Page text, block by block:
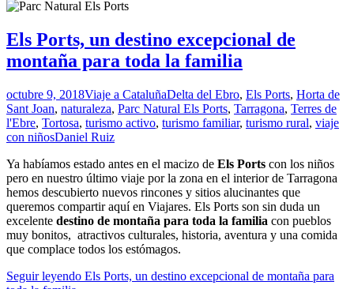
Els Ports, un destino excepcional de
montaña para toda la familia
octubre 9, 2018Viaje a CataluñaDelta del Ebro, Els Ports, Horta de
Sant Joan, naturaleza, Parc Natural Els Ports, Tarragona, Terres de
l'Ebre, Tortosa, turismo activo, turismo familiar, turismo rural, viaje
con niñosDaniel Ruiz
Ya habíamos estado antes en el macizo de Els Ports con los niños
pero en nuestro último viaje por la zona en el interior de Tarragona
hemos descubierto nuevos rincones y sitios alucinantes que
queremos compartir aquí en Viajares. Els Ports son sin duda un
excelente destino de montaña para toda la familia con pueblos
muy bonitos, atractivos culturales, historia, aventura y una comida
que complace todos los estómagos.
Seguir leyendo Els Ports, un destino excepcional de montaña para